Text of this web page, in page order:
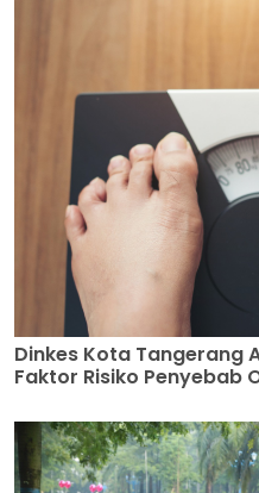
Dinkes Kota Tangerang
Faktor Risiko Penyebab